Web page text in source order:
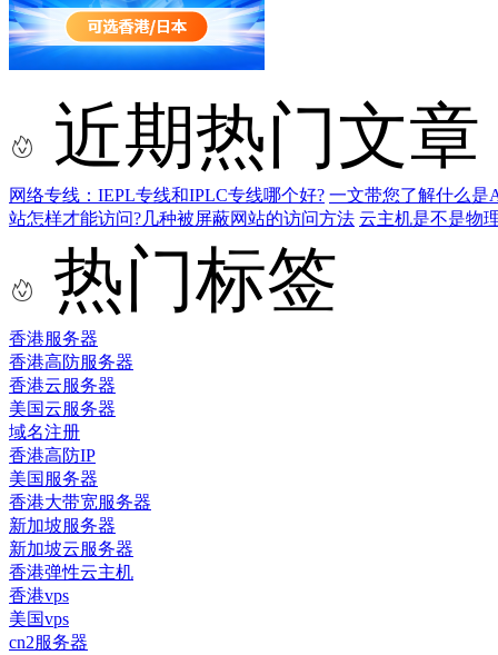
近期热门文章
网络专线：IEPL专线和IPLC专线哪个好? 一文带您了解什么是
站怎样才能访问?几种被屏蔽网站的访问方法 云主机是不是物
热门标签
香港服务器
香港高防服务器
香港云服务器
美国云服务器
域名注册
香港高防IP
美国服务器
香港大带宽服务器
新加坡服务器
新加坡云服务器
香港弹性云主机
香港vps
美国vps
cn2服务器